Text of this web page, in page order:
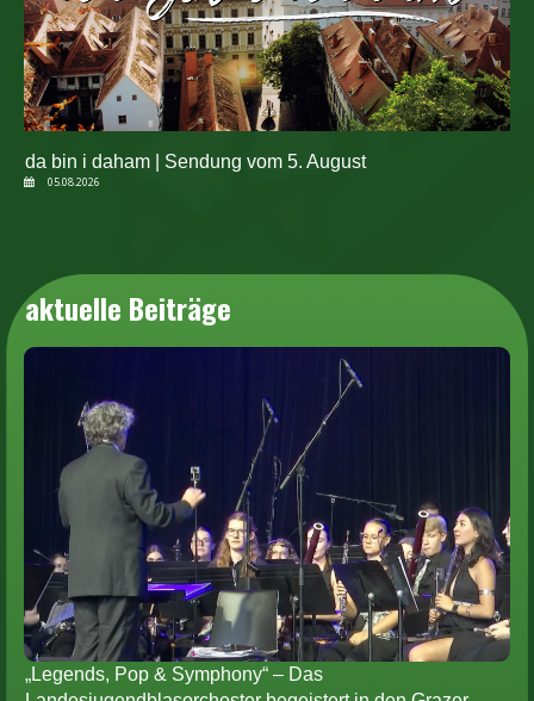
da bin i daham | Sendung vom 5. August
05.08.2026
aktuelle Beiträge
„Legends, Pop & Symphony“ – Das